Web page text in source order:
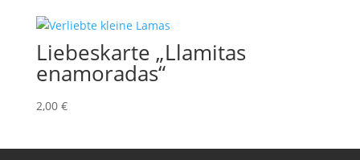
Liebeskarte „Llamitas
enamoradas“
2,00 €